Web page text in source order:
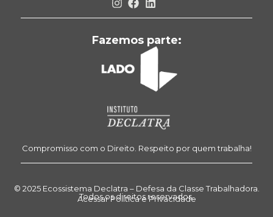
Fazemos parte:
Compromisso com o Direito. Respeito por quem trabalha!
© 2025 Ecossistema Declatra – Defesa da Classe Trabalhadora.
Todos os direitos reservados.
Acessar Política e Privacidade